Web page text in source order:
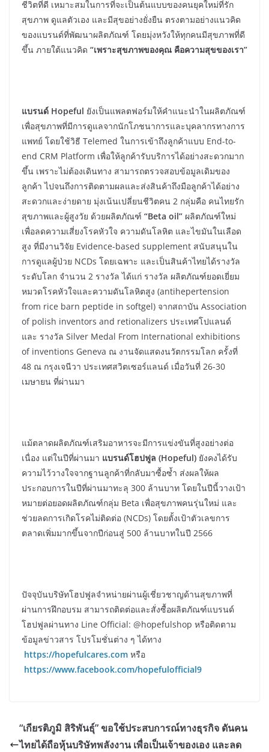
ชีวิตที่ดี เหมาะสมในการที่จะเป็นต้นแบบของคนยุคใหม่ที่รัก
สุขภาพ ดูแลตัวเอง และมีสุขอย่างยั่งยืน ตรงตามอย่างแนวคิด
ของแบรนด์ที่พัฒนาผลิตภัณฑ์ โดยมุ่งหวังให้ทุกคนมีสุขภาพที่ดี
ขึ้น ภายใต้แนวคิด “เพราะสุขภาพของคุณ คือความสุขของเรา”
แบรนด์ Hopeful ยังเป็นแพลตฟอร์มให้คำแนะนำในผลิตภัณฑ์
เพื่อสุขภาพที่มีการดูแลจากนักโภชนาการและบุคลากรทางการ
แพทย์ โดยใช้วิธี Telemed ในการเข้าถึงลูกค้าแบบ End-to-
end CRM Platform เพื่อให้ลูกค้ารับบริการได้อย่างสะดวกมาก
ขึ้น เพราะไม่ต้องเดินทาง สามารถตรวจสอบข้อมูลเดิมของ
ลูกค้า ไปจนถึงการติดตามผลและส่งสินค้าถึงมือลูกค้าได้อย่าง
สะดวกและง่ายดาย มุ่งเน้นเปลี่ยนชีวิตคน 2 กลุ่มคือ คนไทยรัก
สุขภาพและผู้สูงวัย ด้วยผลิตภัณฑ์ “Beta oil” ผลิตภัณฑ์ใหม่
เพื่อลดความเสี่ยงโรคหัวใจ ความดันโลหิต และไขมันในเลือด
สูง ที่มีงานวิจัย Evidence-based supplement สนับสนุนใน
การดูแลผู้ป่วย NCDs โดยเฉพาะ และเป็นสินค้าไทยได้รางวัล
ระดับโลก จำนวน 2 รางวัล ได้แก่ รางวัล ผลิตภัณฑ์ยอดเยี่ยม
หมวดโรคหัวใจและความดันโลหิตสูง (antihepertension
from rice barn peptide in softgel) จากสถาบัน Association
of polish inventors and retionalizers ประเทศโปแลนด์
และ รางวัล Silver Medal From International exhibitions
of inventions Geneva ณ งานจัดแสดงนวัตกรรมโลก ครั้งที่
48 ณ กรุงเจนีวา ประเทศสวิตเซอร์แลนด์ เมื่อวันที่ 26-30
เมษายน ที่ผ่านมา
แม้ตลาดผลิตภัณฑ์เสริมอาหารจะมีการแข่งขันที่สูงอย่างต่อ
เนื่อง แต่ในปีที่ผ่านมา แบรนด์โฮปฟูล (Hopeful) ยังคงได้รับ
ความไว้วางใจจากฐานลูกค้าที่กลับมาซื้อซ้ำ ส่งผลให้ผล
ประกอบการในปีที่ผ่านมาทะลุ 300 ล้านบาท โดยในปีนี้วางเป้า
หมายต่อยอดผลิตภัณฑ์กลุ่ม Beta เพื่อสุขภาพคนรุ่นใหม่ และ
ช่วยลดการเกิดโรคไม่ติดต่อ (NCDs) โดยตั้งเป้าตัวเลขการ
ตลาดเพิ่มมากขึ้นจากปีก่อนสู่ 500 ล้านบาทในปี 2566
ปัจจุบันบริษัทโฮปฟูลจำหน่ายผ่านผู้เชี่ยวชาญด้านสุขภาพที่
ผ่านการฝึกอบรม สามารถติดต่อและสั่งซื้อผลิตภัณฑ์แบรนด์
โฮปฟูลผ่านทาง Line Official: @hopefulshop หรือติดตาม
ข้อมูลข่าวสาร โปรโมชั่นต่าง ๆ ได้ทาง​
https://hopefulcares.com หรือ​
https://www.facebook.com/hopefulofficial9
“เกียรติภูมิ สิริพันธุ์” ขอใช้ประสบการณ์ทางธุรกิจ ดันคน
ไทยได้ถือหุ้นบริษัทพลังงาน เพื่อเป็นเจ้าของเอง และลด